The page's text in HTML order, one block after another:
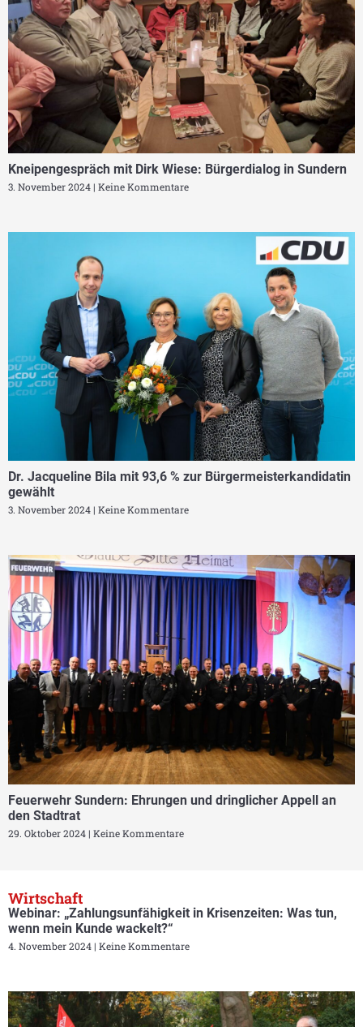
Kneipengespräch mit Dirk Wiese: Bürgerdialog in Sundern
3. November 2024 Keine Kommentare
Dr. Jacqueline Bila mit 93,6 % zur Bürgermeisterkandidatin
gewählt
3. November 2024 Keine Kommentare
Feuerwehr Sundern: Ehrungen und dringlicher Appell an
den Stadtrat
29. Oktober 2024 Keine Kommentare
Wirtschaft
Webinar: „Zahlungsunfähigkeit in Krisenzeiten: Was tun,
wenn mein Kunde wackelt?“
4. November 2024 Keine Kommentare